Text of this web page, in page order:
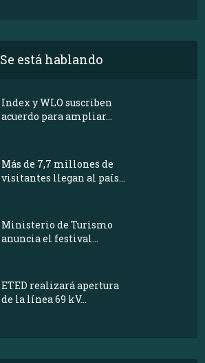
Se está hablando
Index y WLO suscriben
acuerdo para ampliar...
Más de 7,7 millones de
visitantes llegan al país...
Ministerio de Turismo
anuncia el festival...
ETED realizará apertura
de la línea 69 kV...